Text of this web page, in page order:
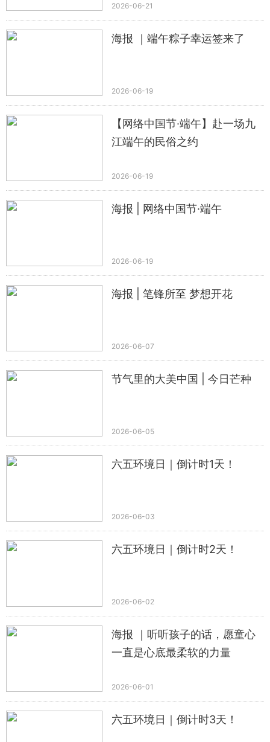
2026-06-21
海报 ｜端午粽子幸运签来了
2026-06-19
【网络中国节·端午】赴一场九
江端午的民俗之约
2026-06-19
海报 | 网络中国节·端午
2026-06-19
海报 | 笔锋所至 梦想开花
2026-06-07
节气里的大美中国 | 今日芒种
2026-06-05
六五环境日｜倒计时1天！
2026-06-03
六五环境日｜倒计时2天！
2026-06-02
海报 ｜听听孩子的话，愿童心
一直是心底最柔软的力量
2026-06-01
六五环境日｜倒计时3天！